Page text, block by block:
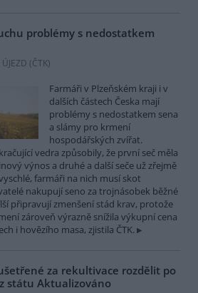
problémy s nedostatkem
(ČTK)
Farmáři v Plzeňském kraji i v
dalších částech Česka mají
problémy s nedostatkem sena
a slámy pro krmení
hospodářských zvířat.
vedra způsobily, že první seč měla
výnos a druhé a další seče už zřejmě
farmáři na nich musí skot
nakupují seno za trojnásobek běžné
připravují zmenšení stád krav, protože
zároveň výrazně snížila výkupní cena
i hovězího masa, zjistila ČTK.
za rekultivace rozdělit po
státu Aktualizováno